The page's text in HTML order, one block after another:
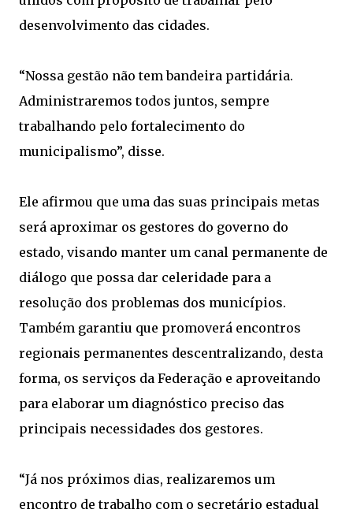
desenvolvimento das cidades.
“Nossa gestão não tem bandeira partidária.
Administraremos todos juntos, sempre
trabalhando pelo fortalecimento do
municipalismo”, disse.
Ele afirmou que uma das suas principais metas
será aproximar os gestores do governo do
estado, visando manter um canal permanente de
diálogo que possa dar celeridade para a
resolução dos problemas dos municípios.
Também garantiu que promoverá encontros
regionais permanentes descentralizando, desta
forma, os serviços da Federação e aproveitando
para elaborar um diagnóstico preciso das
principais necessidades dos gestores.
“Já nos próximos dias, realizaremos um
encontro de trabalho com o secretário estadual